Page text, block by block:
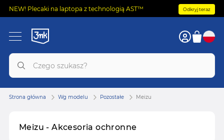
NEW! Plecaki na laptopa z technologią AST™ Odkryj teraz
Meizu - Akcesoria ochronne
Strona główna Wg modelu Pozostałe Meizu